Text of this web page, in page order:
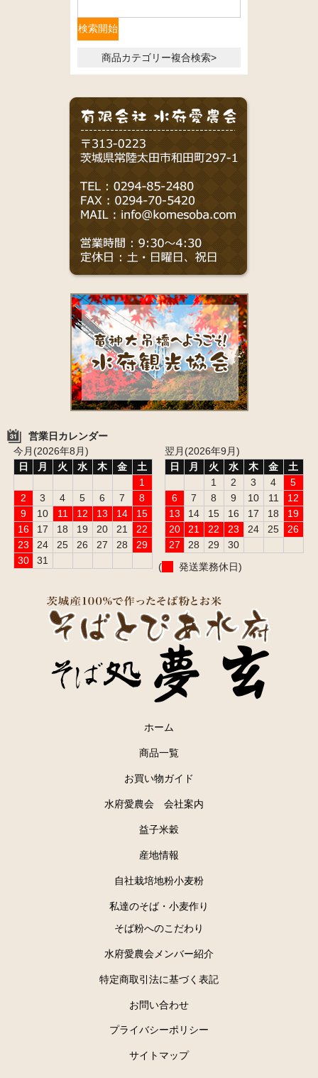
商品カテゴリー複合検索>
営業日カレンダー
今月(2026年8月)
日
月 火 水 木 金
土
1
2
3 4 5 6 7
8
9
10 11 12 13 14
15
16
17 18 19 20 21
22
23
24 25 26 27 28
29
30
31
翌月(2026年9月)
日
月 火 水 木 金
土
1
2 3 4
5
6
7 8 9 10 11
12
13
14 15 16 17 18
19
20
21 22 23 24 25
26
27
28 29
30
(
発送業務休日)
ホーム
商品一覧
お買い物ガイド
水府愛農会 会社案内
益子米穀
産地情報
自社栽培地粉小麦粉
私達のそば・小麦作り
そば粉へのこだわり
水府愛農会メンバー紹介
特定商取引法に基づく表記
お問い合わせ
プライバシーポリシー
サイトマップ